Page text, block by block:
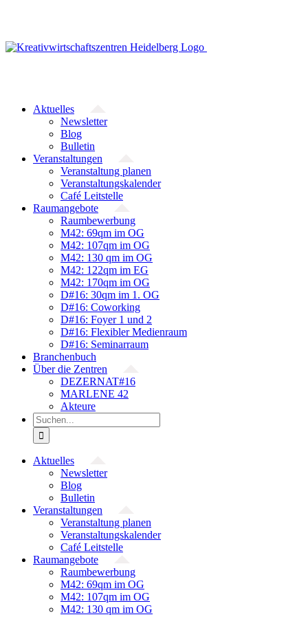
Aktuelles
Newsletter
Blog
Bulletin
Veranstaltungen
Veranstaltung planen
Veranstaltungskalender
Café Leitstelle
Raumangebote
Raumbewerbung
M42: 69qm im OG
M42: 107qm im OG
M42: 130 qm im OG
M42: 122qm im EG
M42: 170qm im OG
D#16: 30qm im 1. OG
D#16: Coworking
D#16: Foyer 1 und 2
D#16: Flexibler Medienraum
D#16: Seminarraum
Branchenbuch
Über die Zentren
DEZERNAT#16
MARLENE 42
Akteure
Suche
nach:
Aktuelles
Newsletter
Blog
Bulletin
Veranstaltungen
Veranstaltung planen
Veranstaltungskalender
Café Leitstelle
Raumangebote
Raumbewerbung
M42: 69qm im OG
M42: 107qm im OG
M42: 130 qm im OG